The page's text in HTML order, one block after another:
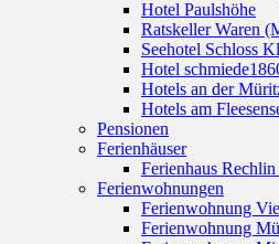
Hotel Paulshöhe
Ratskeller Waren
Seehotel Schloss
Hotel
Hotels an der
Hotels am
Pensionen
Ferienhäuser
Ferienhaus
Ferienwohnungen
Ferienwohnung
Ferienwohnung